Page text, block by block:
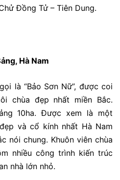
Đồng Tử – Tiên Dung.
Hà Nam
là “Bảo Sơn Nữ”, được coi
chùa đẹp nhất miền Bắc.
10ha. Được xem là một
và cổ kính nhất Hà Nam
nói chung. Khuôn viên chùa
nhiều công trình kiến trúc
nhà lớn nhỏ.